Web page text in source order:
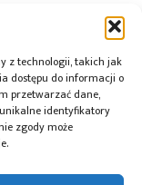
z technologii, takich jak
dostępu do informacji o
przetwarzać dane,
identyfikatory
zgody może